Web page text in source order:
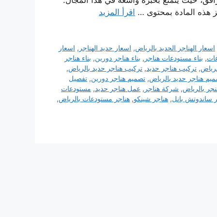
هذه المادة بمحتوى … اقرأ المزيد
اسعار الهناجر الحديد بالرياض, اسعار حديد الهناجر , اسعار
, بناء مستودعات هناجر , بناء هناجر دورين, بناء هناجر
, تركيب هناجر حديد, تركيب هناجر حديد بالرياض,
هناجر حديد بالرياض, تصميم هناجر دورين, تفصيل
بالرياض, شركة هناجر , عمل هناجر حديد, مستودعات
ساندوتش بانل, هناجر شينكو, هناجر مستودعات بالرياض,